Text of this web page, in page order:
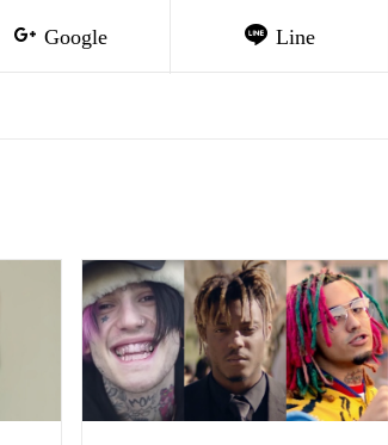
Google Line